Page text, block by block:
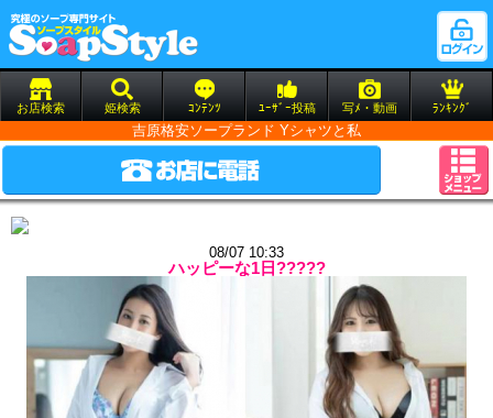
お店検索 姫検索 ｺﾝﾃﾝﾂ ﾕｰｻﾞｰ投稿 写ﾒ・動画 ﾗﾝｷﾝｸﾞ
吉原格安ソープランド Yシャツと私
08/07 10:33
ハッピーな1日?????